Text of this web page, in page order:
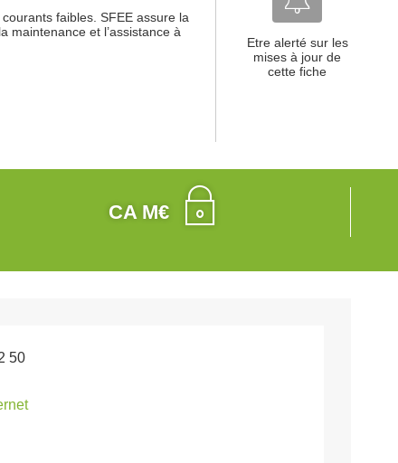
faibles. SFEE assure la
maintenance et l’assistance à
Etre alerté sur les
mises à jour de
cette fiche
CA M€
50